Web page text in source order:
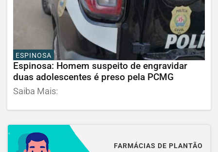
ESPINOSA
Espinosa: Homem suspeito de engravidar
duas adolescentes é preso pela PCMG
Saiba Mais:
FARMÁCIAS DE PLANTÃO